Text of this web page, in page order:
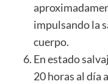
impulsando la
cuerpo.
En estado
20 horas al día